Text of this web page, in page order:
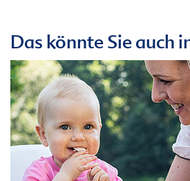
Das könnte Sie auch